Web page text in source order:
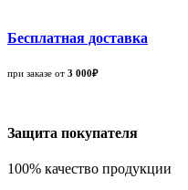
Бесплатная доставка
при заказе от 3 000₽
Защита покупателя
100% качество продукции